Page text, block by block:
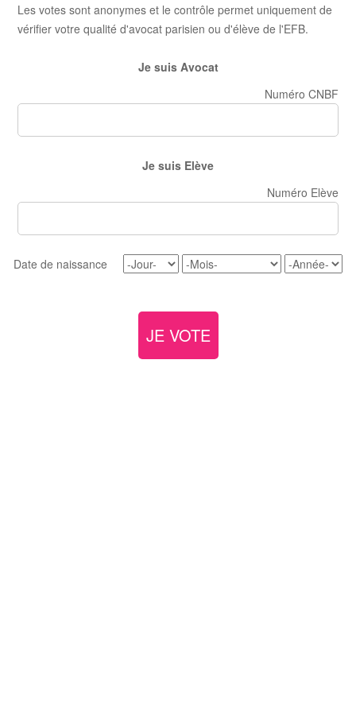
Les votes sont anonymes et le contrôle permet uniquement de
vérifier votre qualité d'avocat parisien ou d'élève de l'EFB.
Je suis Avocat
Numéro CNBF
Je suis Elève
Numéro Elève
Date de naissance
JE VOTE